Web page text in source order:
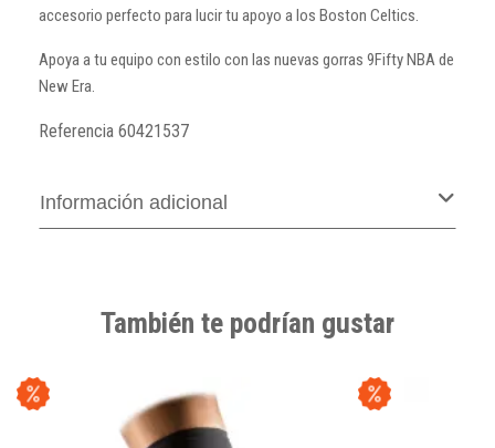
accesorio perfecto para lucir tu apoyo a los Boston Celtics.
Apoya a tu equipo con estilo con las nuevas gorras 9Fifty NBA de
New Era.
Referencia 60421537
Información adicional
También te podrían gustar